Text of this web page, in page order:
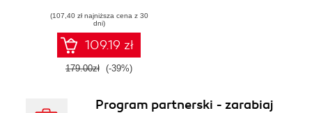
systemy plików,
rozruch,
bezpieczeństwo i
dużo więcej.
Wydanie VII
(107,40 zł najniższa cena z 30
dni)
109.19 zł
179.00zł (-39%)
Program partnerski - zarabiaj